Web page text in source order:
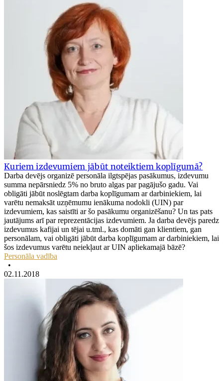
Kuriem izdevumiem jābūt noteiktiem koplīgumā?
Darba devējs organizē personāla ilgtspējas pasākumus, izdevumu
summa nepārsniedz 5% no bruto algas par pagājušo gadu. Vai
obligāti jābūt noslēgtam darba koplīgumam ar darbiniekiem, lai
varētu nemaksāt uzņēmumu ienākuma nodokli (UIN) par
izdevumiem, kas saistīti ar šo pasākumu organizēšanu? Un tas pats
jautājums arī par reprezentācijas izdevumiem. Ja darba devējs paredz
izdevumus kafijai un tējai u.tml., kas domāti gan klientiem, gan
personālam, vai obligāti jābūt darba koplīgumam ar darbiniekiem, lai
šos izdevumus varētu neiekļaut ar UIN apliekamajā bāzē?
Personāla vadība
•
02.11.2018